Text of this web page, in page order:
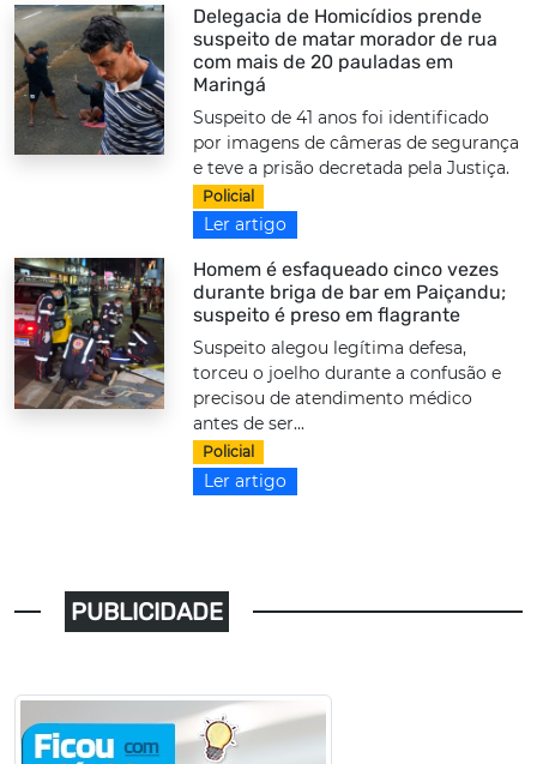
Delegacia de Homicídios prende
suspeito de matar morador de rua
com mais de 20 pauladas em
Maringá
Suspeito de 41 anos foi identificado
por imagens de câmeras de segurança
e teve a prisão decretada pela Justiça.
Policial
Ler artigo
Homem é esfaqueado cinco vezes
durante briga de bar em Paiçandu;
suspeito é preso em flagrante
Suspeito alegou legítima defesa,
torceu o joelho durante a confusão e
precisou de atendimento médico
antes de ser...
Policial
Ler artigo
PUBLICIDADE